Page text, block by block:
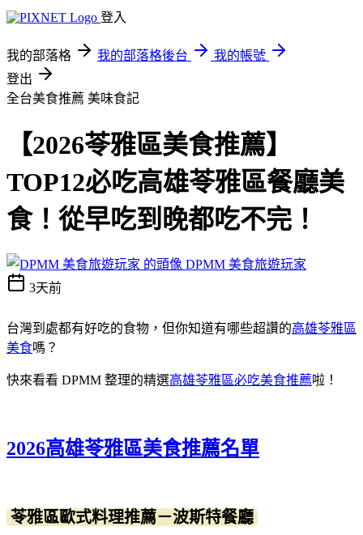
登入
我的部落格 我的部落格後台
我的帳號
登出
全台美食推薦 美味食記
【2026苓雅區美食推薦】
TOP12必吃高雄苓雅區餐廳美
食！從早吃到晚都吃不完！
DPMM 美食旅遊玩家
3天前
台灣到處都有好吃的食物，但你知道有哪些超讚的高雄苓雅區
美食嗎？
快來看看 DPMM 整理的精選高雄苓雅區必吃美食推薦啦！
2026高雄苓雅區美食推薦名單
苓雅區歐式料理推薦－波斯特餐廳